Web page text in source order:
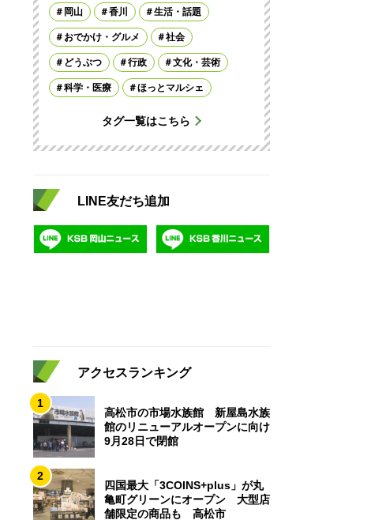
岡山 香川 生活・話題
おでかけ・グルメ 社会
どうぶつ 行政 文化・芸術
科学・医療 ほっとマルシェ
タグ一覧はこちら
LINE友だち追加
アクセスランキング
1
高松市の市場水族館 新屋島水族
館のリニューアルオープンに向け
9月28日で閉館
2
四国最大「3COINS+plus」が丸
亀町グリーンにオープン 大型店
舗限定の商品も 高松市